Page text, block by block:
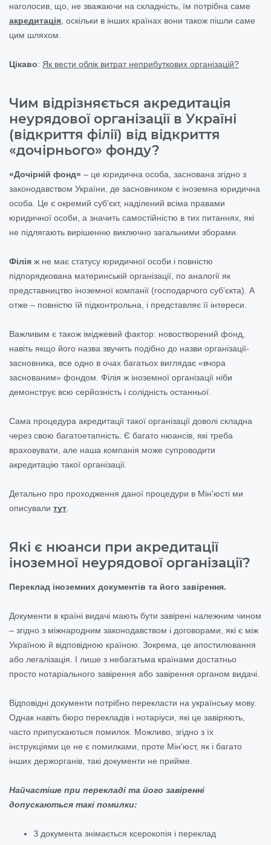
наголосив, що, не зважаючи на складність, їм потрібна саме
акредитація , оскільки в інших країнах вони також пішли саме
цим шляхом.
Цікаво: Як вести облік витрат неприбуткових організацій?
Чим відрізняється акредитація
неурядової організації в Україні
(відкриття філії) від відкриття
«дочірнього» фонду?
«Дочірній фонд» – це юридична особа, заснована згідно з
законодавством України, де засновником є іноземна юридична
особа. Це є окремий суб’єкт, наділений всіма правами
юридичної особи, а значить самостійністю в тих питаннях, які
не підлягають вирішенню виключно загальними зборами.
Філія ж не має статусу юридичної особи і повністю
підпорядкована материнській організації, по аналогії як
представництво іноземної компанії (господарчого суб’єкта). А
отже – повністю їй підконтрольна, і представляє її інтереси.
Важливим є також іміджевий фактор: новостворений фонд,
навіть якщо його назва звучить подібно до назви організації-
засновника, все одно в очах багатьох виглядає «вчора
заснованим» фондом. Філія ж іноземної організації ніби
демонструє всю серйозність і солідність останньої.
Сама процедура акредитації такої організації доволі складна
через свою багатоетапність. Є багато нюансів, які треба
враховувати, але наша компанія може супроводити
акредитацію такої організації.
Детально про проходження даної процедури в Мін'юсті ми
описували тут
Які є нюанси при акредитації
іноземної неурядової організації?
Переклад іноземних документів та його завірення.
Документи в країні видачі мають бути завірені належним чином
– згідно з міжнародним законодавством і договорами, які є між
Україною й відповідною країною. Зокрема, це апостилювання
або легалізація. І лише з небагатьма країнами достатньо
просто нотаріального завірення або завірення органом видачі.
Відповідні документи потрібно перекласти на українську мову.
Однак навіть бюро перекладів і нотаріуси, які це завіряють,
часто припускаються помилок. Можливо, згідно з їх
інструкціями це не є помилками, проте Мін'юст, як і багато
інших держорганів, такі документи не прийме.
Найчастіше при перекладі та його завіренні
допускаються такі помилки:
З документа знімається ксерокопія і переклад